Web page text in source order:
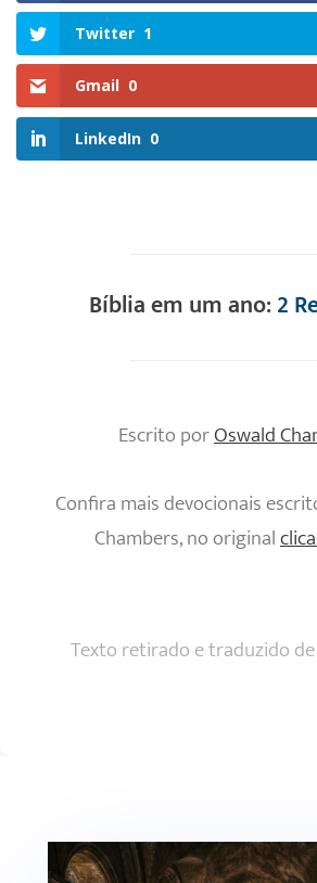
Twitter 1
Gmail 0
LinkedIn 0
Bíblia em um ano:2
Escrito porOswald
Confira mais devocionais
Chambers, no original
Texto retirado e traduzido de